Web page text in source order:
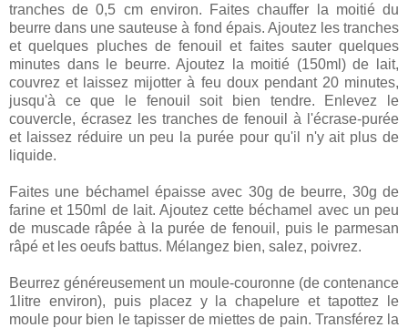
tranches de 0,5 cm environ. Faites chauffer la moitié du
beurre dans une sauteuse à fond épais. Ajoutez les tranches
et quelques pluches de fenouil et faites sauter quelques
minutes dans le beurre. Ajoutez la moitié (150ml) de lait,
couvrez et laissez mijotter à feu doux pendant 20 minutes,
jusqu'à ce que le fenouil soit bien tendre. Enlevez le
couvercle, écrasez les tranches de fenouil à l'écrase-purée
et laissez réduire un peu la purée pour qu'il n'y ait plus de
liquide.
Faites une béchamel épaisse avec 30g de beurre, 30g de
farine et 150ml de lait. Ajoutez cette béchamel avec un peu
de muscade râpée à la purée de fenouil, puis le parmesan
râpé et les oeufs battus. Mélangez bien, salez, poivrez.
Beurrez généreusement un moule-couronne (de contenance
1litre environ), puis placez y la chapelure et tapottez le
moule pour bien le tapisser de miettes de pain. Transférez la